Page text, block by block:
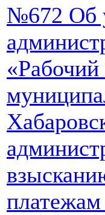
№672 Об
«Рабочий